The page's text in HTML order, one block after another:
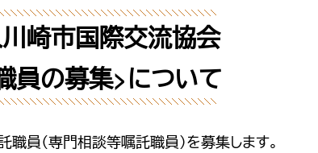
崎市国際交流協会
員の募集>について
員（専門相談等嘱託職員）を募集します。